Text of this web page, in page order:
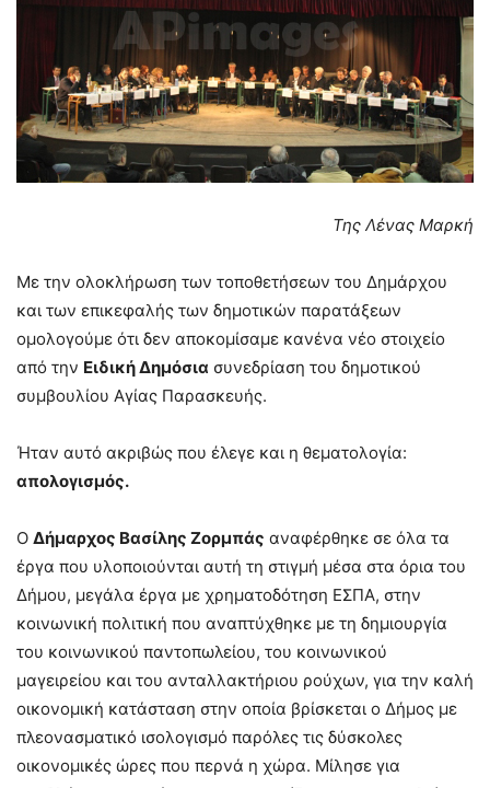
Της Λένας Μαρκή
Με την ολοκλήρωση των τοποθετήσεων του Δημάρχου
και των επικεφαλής των δημοτικών παρατάξεων
ομολογούμε ότι δεν αποκομίσαμε κανένα νέο στοιχείο
από την Ειδική Δημόσια συνεδρίαση του δημοτικού
συμβουλίου Αγίας Παρασκευής.
Ήταν αυτό ακριβώς που έλεγε και η θεματολογία:
απολογισμός.
Ο Δήμαρχος Βασίλης Ζορμπάς αναφέρθηκε σε όλα τα
έργα που υλοποιούνται αυτή τη στιγμή μέσα στα όρια του
Δήμου, μεγάλα έργα με χρηματοδότηση ΕΣΠΑ, στην
κοινωνική πολιτική που αναπτύχθηκε με τη δημιουργία
του κοινωνικού παντοπωλείου, του κοινωνικού
μαγειρείου και του ανταλλακτήριου ρούχων, για την καλή
οικονομική κατάσταση στην οποία βρίσκεται ο Δήμος με
πλεονασματικό ισολογισμό παρόλες τις δύσκολες
οικονομικές ώρες που περνά η χώρα. Μίλησε για